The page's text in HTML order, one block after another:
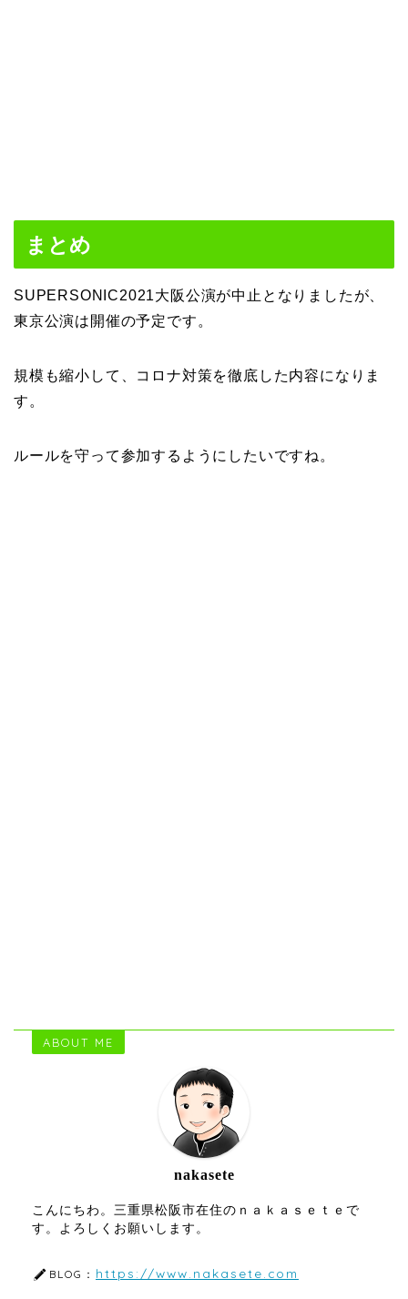
まとめ
SUPERSONIC2021大阪公演が中止となりましたが、
東京公演は開催の予定です。
規模も縮小して、コロナ対策を徹底した内容になりま
す。
ルールを守って参加するようにしたいですね。
ABOUT ME
nakasete
こんにちわ。三重県松阪市在住のｎａｋａｓｅｔｅで
す。よろしくお願いします。
BLOG： https://www.nakasete.com